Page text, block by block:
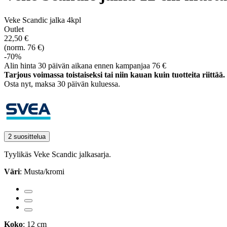
Veke Scandic jalka 4kpl
Outlet
22,50 €
(norm. 76 €)
-70%
Alin hinta 30 päivän aikana ennen kampanjaa 76 €
Tarjous voimassa toistaiseksi tai niin kauan kuin tuotteita riittää.
Osta nyt, ­maksa 30 päivän kuluessa.
2 suosittelua
Tyylikäs Veke Scandic jalkasarja.
Väri: Musta/kromi
Koko: 12 cm